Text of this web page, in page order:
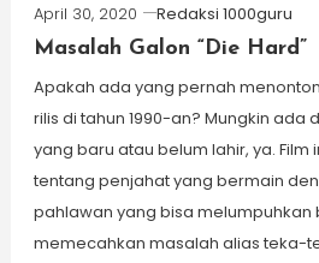
April 30, 2020
Redaksi 1000guru
Masalah Galon “Die Hard”
Apakah ada yang pernah
rilis di tahun 1990-an? Mungkin
yang baru atau belum lahir, ya. Film
tentang penjahat yang bermain
pahlawan yang bisa
memecahkan masalah alias teka-